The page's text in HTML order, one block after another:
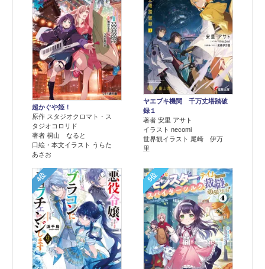
超かぐや姫！
原作 スタジオクロマト・ス
タジオコロリド
著者 桐山 なると
口絵・本文イラスト うらた
あさお
ヤエブキ機関 千万丈塔踏破
録１
著者 安里 アサト
イラスト necomi
世界観イラスト 尾崎 伊万
里
4位 5位